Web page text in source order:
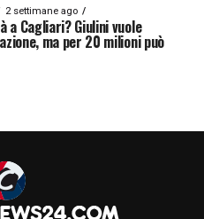
2 settimane ago
a Cagliari? Giulini vuole
ma per 20 milioni può